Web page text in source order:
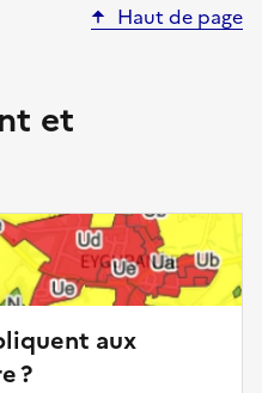
Haut de page
et
aux
?